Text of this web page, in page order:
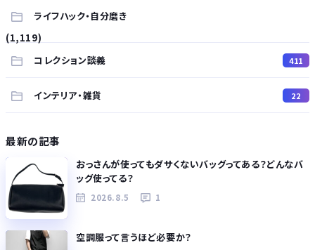
ライフハック・自分磨き
(1,119)
コレクション談義
411
インテリア・雑貨 22
最新の記事
おっさんが使ってもダサくないバッグってある？どんなバ
ッグ使ってる？
2026.8.5 1
空調服って言うほど必要か？